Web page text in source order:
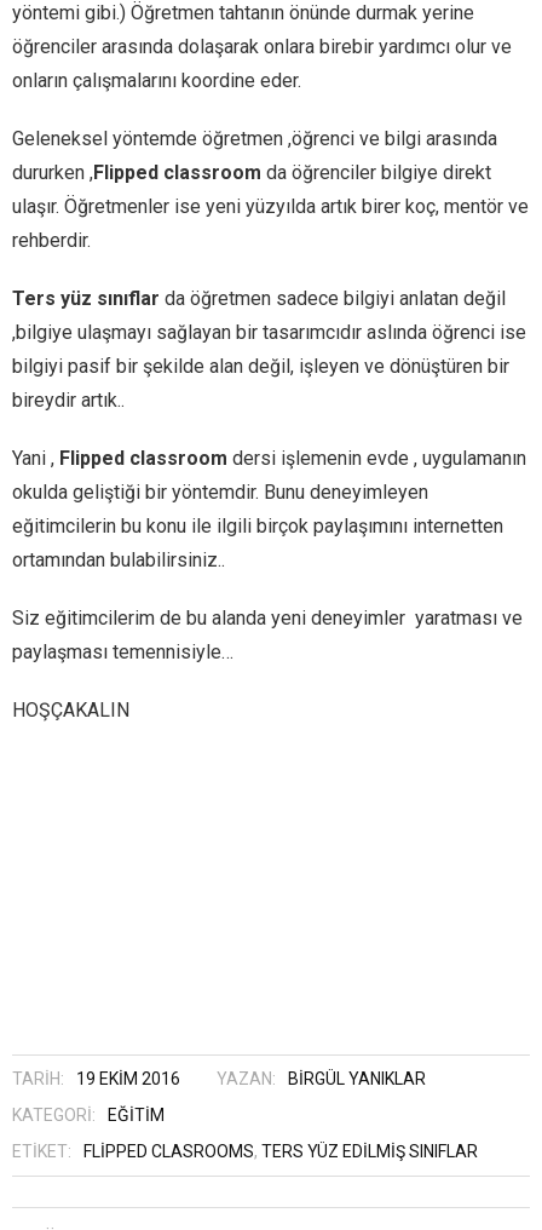
yöntemi gibi.) Öğretmen tahtanın önünde durmak yerine
öğrenciler arasında dolaşarak onlara birebir yardımcı olur ve
onların çalışmalarını koordine eder.
Geleneksel yöntemde öğretmen ,öğrenci ve bilgi arasında
dururken ,Flipped classroom da öğrenciler bilgiye direkt
ulaşır. Öğretmenler ise yeni yüzyılda artık birer koç, mentör ve
rehberdir.
Ters yüz sınıflar da öğretmen sadece bilgiyi anlatan değil
,bilgiye ulaşmayı sağlayan bir tasarımcıdır aslında öğrenci ise
bilgiyi pasif bir şekilde alan değil, işleyen ve dönüştüren bir
bireydir artık..
Yani , Flipped classroom dersi işlemenin evde , uygulamanın
okulda geliştiği bir yöntemdir. Bunu deneyimleyen
eğitimcilerin bu konu ile ilgili birçok paylaşımını internetten
ortamından bulabilirsiniz..
Siz eğitimcilerim de bu alanda yeni deneyimler yaratması ve
paylaşması temennisiyle…
HOŞÇAKALIN
TARIH: 19 EKIM 2016 YAZAN:
BIRGÜL YANIKLAR
KATEGORI:
EĞITIM
ETIKET:
FLIPPED CLASROOMS, TERS YÜZ EDILMIŞ SINIFLAR